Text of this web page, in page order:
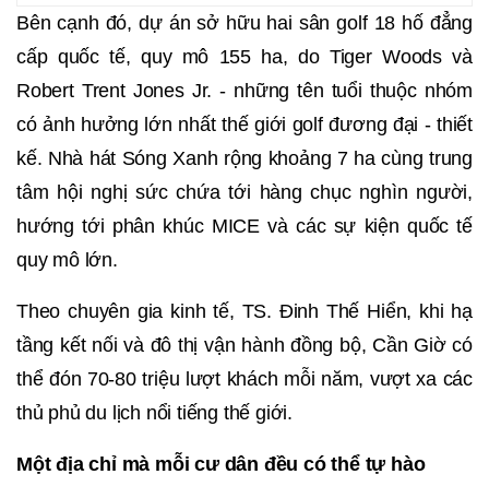
Bên cạnh đó, dự án sở hữu hai sân golf 18 hố đẳng
cấp quốc tế, quy mô 155 ha, do Tiger Woods và
Robert Trent Jones Jr. - những tên tuổi thuộc nhóm
có ảnh hưởng lớn nhất thế giới golf đương đại - thiết
kế. Nhà hát Sóng Xanh rộng khoảng 7 ha cùng trung
tâm hội nghị sức chứa tới hàng chục nghìn người,
hướng tới phân khúc MICE và các sự kiện quốc tế
quy mô lớn.
Theo chuyên gia kinh tế, TS. Đinh Thế Hiển, khi hạ
tầng kết nối và đô thị vận hành đồng bộ, Cần Giờ có
thể đón 70-80 triệu lượt khách mỗi năm, vượt xa các
thủ phủ du lịch nổi tiếng thế giới.
Một địa chỉ mà mỗi cư dân đều có thể tự hào